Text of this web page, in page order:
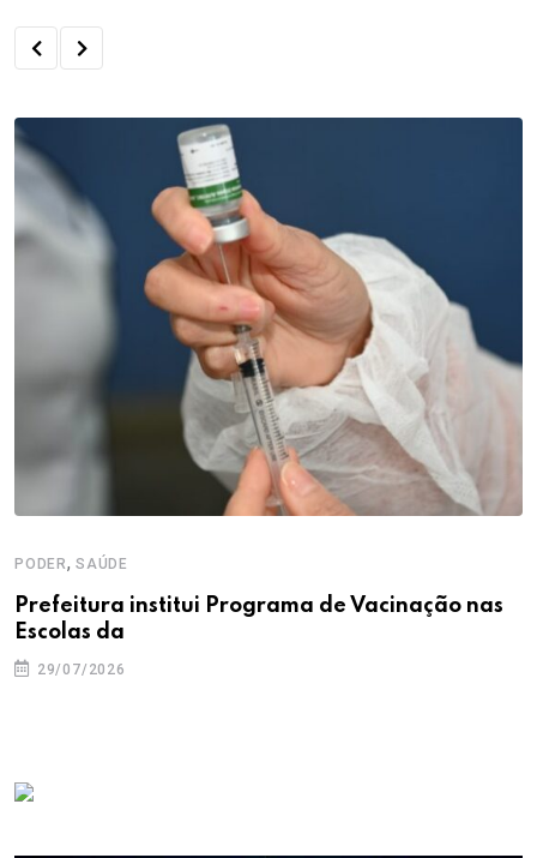
PODER, SAÚDE
Prefeitura institui Programa de Vacinação nas
Escolas da
29/07/2026